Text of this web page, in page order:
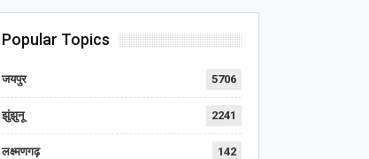
Popular Topics
जयपुर 5706
झुंझुनू 2241
लक्ष्मणगढ़ 142